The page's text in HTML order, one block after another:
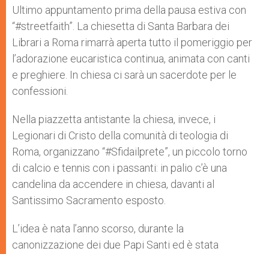
p
p
g
e
r
o
k
r
Ultimo appuntamento prima della pausa estiva con
“#streetfaith”. La chiesetta di Santa Barbara dei
Librari a Roma rimarrà aperta tutto il pomeriggio per
l’adorazione eucaristica continua, animata con canti
e preghiere. In chiesa ci sarà un sacerdote per le
confessioni.
Nella piazzetta antistante la chiesa, invece, i
Legionari di Cristo della comunità di teologia di
Roma, organizzano “#Sfidailprete”, un piccolo torno
di calcio e tennis con i passanti: in palio c’è una
candelina da accendere in chiesa, davanti al
Santissimo Sacramento esposto.
L’idea è nata l’anno scorso, durante la
canonizzazione dei due Papi Santi ed è stata